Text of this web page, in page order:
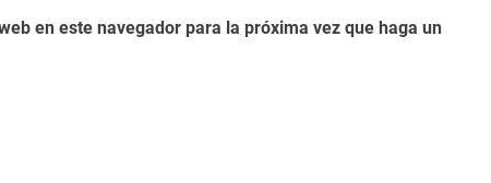
en este navegador para la próxima vez que haga un